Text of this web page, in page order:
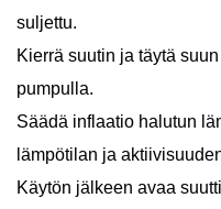
suljettu.
Kierrä suutin ja täytä
pumpulla.
Säädä inflaatio halutun
lämpötilan ja
Käytön jälkeen avaa